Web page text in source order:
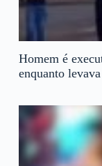
Homem é
enquanto